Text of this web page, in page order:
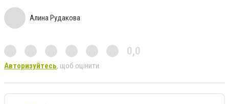
Алина Рудакова
0,0
Авторизуйтесь, щоб оцінити